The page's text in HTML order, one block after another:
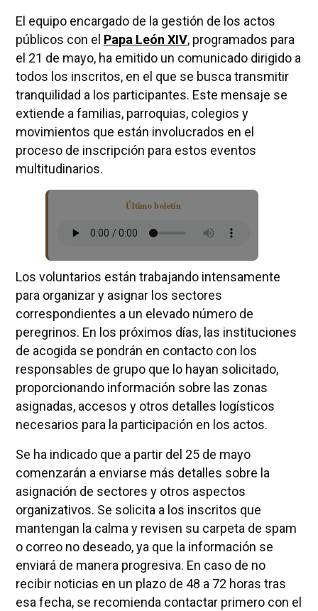
El equipo encargado de la gestión de los actos
públicos con el Papa León XIV, programados para
el 21 de mayo, ha emitido un comunicado dirigido a
todos los inscritos, en el que se busca transmitir
tranquilidad a los participantes. Este mensaje se
extiende a familias, parroquias, colegios y
movimientos que están involucrados en el
proceso de inscripción para estos eventos
multitudinarios.
Último boletín
Los voluntarios están trabajando intensamente
para organizar y asignar los sectores
correspondientes a un elevado número de
peregrinos. En los próximos días, las instituciones
de acogida se pondrán en contacto con los
responsables de grupo que lo hayan solicitado,
proporcionando información sobre las zonas
asignadas, accesos y otros detalles logísticos
necesarios para la participación en los actos.
Se ha indicado que a partir del 25 de mayo
comenzarán a enviarse más detalles sobre la
asignación de sectores y otros aspectos
organizativos. Se solicita a los inscritos que
mantengan la calma y revisen su carpeta de spam
o correo no deseado, ya que la información se
enviará de manera progresiva. En caso de no
recibir noticias en un plazo de 48 a 72 horas tras
esa fecha, se recomienda contactar primero con el